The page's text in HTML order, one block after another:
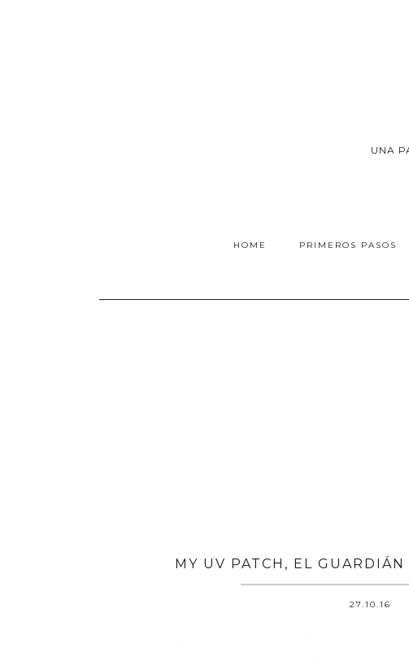
UNA
HOME PRIMEROS PASOS
MY UV PATCH, EL
27.10.16